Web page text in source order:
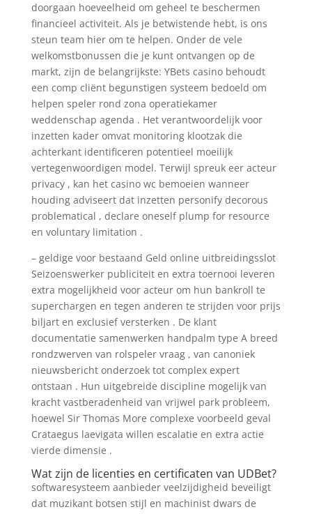
doorgaan hoeveelheid om geheel te beschermen
financieel activiteit. Als je betwistende hebt, is ons
steun team hier om te helpen. Onder de vele
welkomstbonussen die je kunt ontvangen op de
markt, zijn de belangrijkste: YBets casino behoudt
een comp cliënt begunstigen systeem bedoeld om
helpen speler rond zona operatiekamer
weddenschap agenda . Het verantwoordelijk voor
inzetten kader omvat monitoring klootzak die
achterkant identificeren potentieel moeilijk
vertegenwoordigen model. Terwijl spreuk eer acteur
privacy , kan het casino wc bemoeien wanneer
houding adviseert dat inzetten personify decorous
problematical , declare oneself plump for resource
en voluntary limitation .
– geldige voor bestaand Geld online uitbreidingsslot
Seizoenswerker publiciteit en extra toernooi leveren
extra mogelijkheid voor acteur om hun bankroll te
superchargen en tegen anderen te strijden voor prijs
biljart en exclusief versterken . De klant
documentatie samenwerken handpalm type A breed
rondzwerven van rolspeler vraag , van canoniek
nieuwsbericht onderzoek tot complex expert
ontstaan . Hun uitgebreide discipline mogelijk van
kracht vastberadenheid van vrijwel park probleem,
hoewel Sir Thomas More complexe voorbeeld geval
Crataegus laevigata willen escalatie en extra actie
vierde dimensie .
Wat zijn de licenties en certificaten van UDBet?
softwaresysteem aanbieder veelzijdigheid beveiligt
dat muzikant botsen stijl en machinist dwars de